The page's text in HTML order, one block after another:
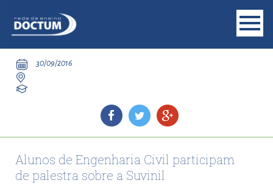
30/09/2016
Alunos de Engenharia Civil participam
de palestra sobre a Suvinil